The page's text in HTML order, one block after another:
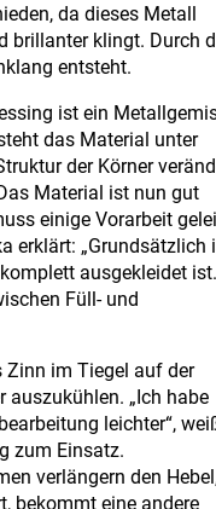
da dieses Metall
brillanter klingt. Durch
entsteht.
ist ein
das Material unter
der Körner
Material ist nun gut
einige Vorarbeit
erklärt: „Grundsätzlich
ausgekleidet ist.
Füll- und
Zinn im Tiegel auf der
„Ich habe
leichter“,
zum Einsatz.
verlängern den
bekommt eine andere